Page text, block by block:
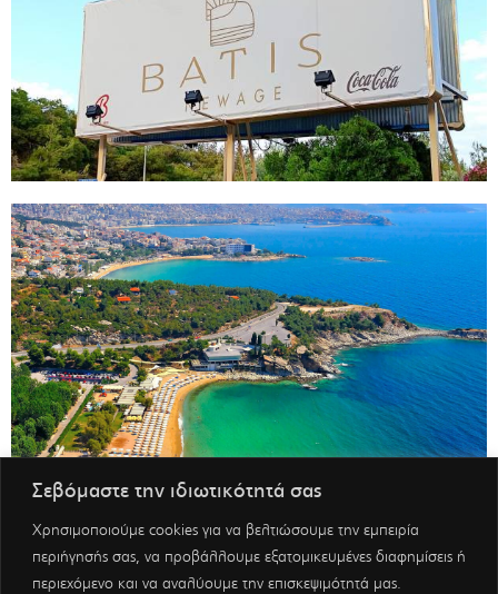
Σεβόμαστε την ιδιωτικότητά σας
Χρησιμοποιούμε cookies για να βελτιώσουμε την εμπειρία
περιήγησής σας, να προβάλλουμε εξατομικευμένες διαφημίσεις ή
περιεχόμενο και να αναλύουμε την επισκεψιμότητά μας.